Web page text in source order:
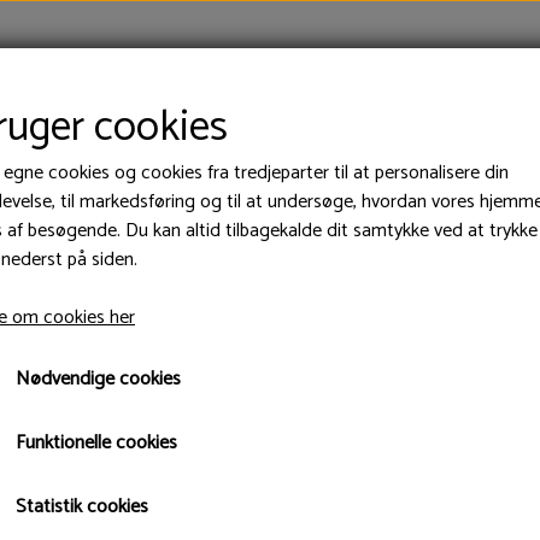
SÅRBEHANDLING HOVKNIVE REB &
OX-ON sort flex handske str
9,50 DKK
cookies
cookies og cookies fra tredjeparter til at personalisere din
til markedsføring og til at undersøge, hvordan vores
af besøgende. Du kan altid tilbagekalde dit samtykke ved at
på siden.
om cookies her
Nødvendige cookies
Funktionelle cookies
Statistik cookies